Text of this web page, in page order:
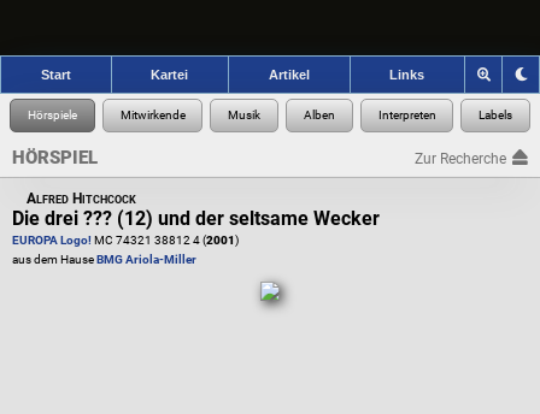
Start Kartei Artikel Links
HÖRSPIEL Zur Recherche
Alfred Hitchcock
Die drei ??? (12) und der seltsame Wecker
EUROPA Logo! MC 74321 38812 4 (2001 )
aus dem Hause BMG Ariola-Miller